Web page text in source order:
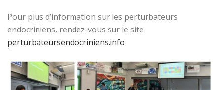
Pour plus d’information sur les perturbateurs
endocriniens, rendez-vous sur le site
perturbateursendocriniens.info